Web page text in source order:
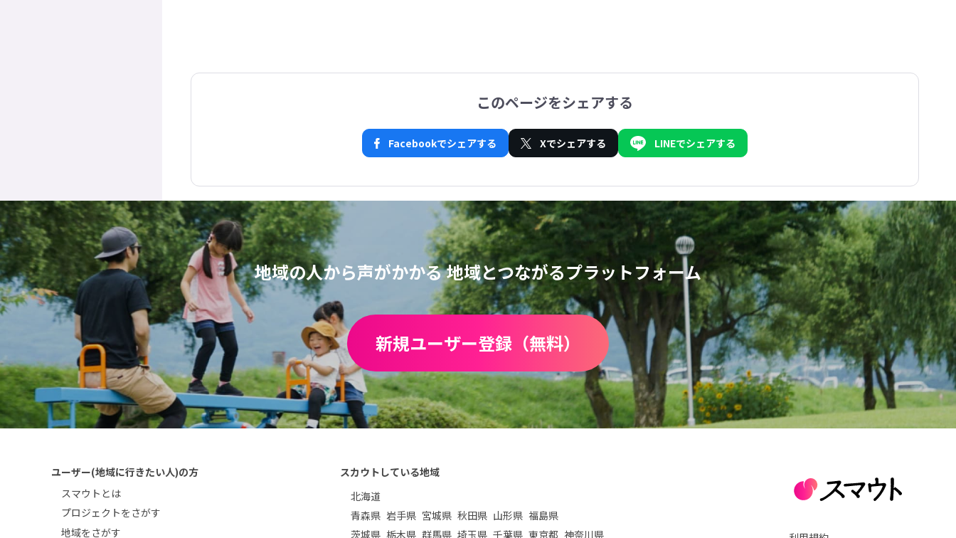
このページをシェアする
Facebookでシェアする Xでシェアする LINEでシェアする
地域の人から声がかかる地域とつながるプラットフォーム
新規ユーザー登録（無料）
ユーザー(地域に行きたい人)の方
スマウトとは
プロジェクトをさがす
地域をさがす
スカウトしている地域
北海道
青森県 岩手県 宮城県 秋田県 山形県 福島県
茨城県 栃木県 群馬県 埼玉県 千葉県 東京都 神奈川県